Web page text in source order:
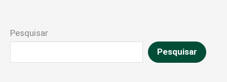
Pesquisar
Pesquisar